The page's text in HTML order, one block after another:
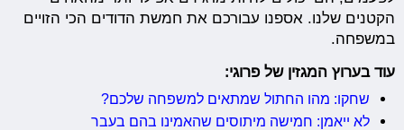
הקטנים שלנו. אספנו עבורכם את חמשת הדודים הכי הזויים
במשפחה.
עוד בערוץ המגזין של פרוגי:
שחקו: מהו החתול שמתאים למשפחה שלכם?
לא ייאמן: חמישה מיתוסים שהאמינו בהם בעבר